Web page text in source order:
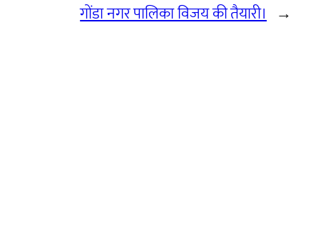
गोंडा नगर पालिका विजय की तैयारी। →